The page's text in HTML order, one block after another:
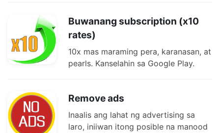
Buwanang subscription (x10
rates)
10x mas maraming pera, karanasan, at
pearls. Kanselahin sa Google Play.
Remove ads
Inaalis ang lahat ng advertising sa
laro, iniiwan itong posible na manood